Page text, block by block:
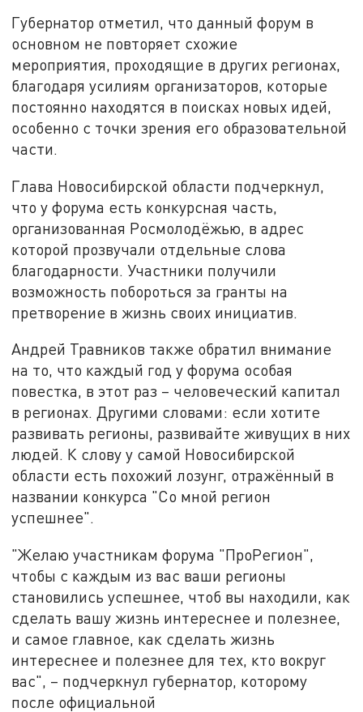
Губернатор отметил, что данный форум в
основном не повторяет схожие
мероприятия, проходящие в других регионах,
благодаря усилиям организаторов, которые
постоянно находятся в поисках новых идей,
особенно с точки зрения его образовательной
части.
Глава Новосибирской области подчеркнул,
что у форума есть конкурсная часть,
организованная Росмолодёжью, в адрес
которой прозвучали отдельные слова
благодарности. Участники получили
возможность побороться за гранты на
претворение в жизнь своих инициатив.
Андрей Травников также обратил внимание
на то, что каждый год у форума особая
повестка, в этот раз – человеческий капитал
в регионах. Другими словами: если хотите
развивать регионы, развивайте живущих в них
людей. К слову у самой Новосибирской
области есть похожий лозунг, отражённый в
названии конкурса "Со мной регион
успешнее".
"Желаю участникам форума "ПроРегион",
чтобы с каждым из вас ваши регионы
становились успешнее, чтоб вы находили, как
сделать вашу жизнь интереснее и полезнее,
и самое главное, как сделать жизнь
интереснее и полезнее для тех, кто вокруг
вас", – подчеркнул губернатор, которому
после официальной